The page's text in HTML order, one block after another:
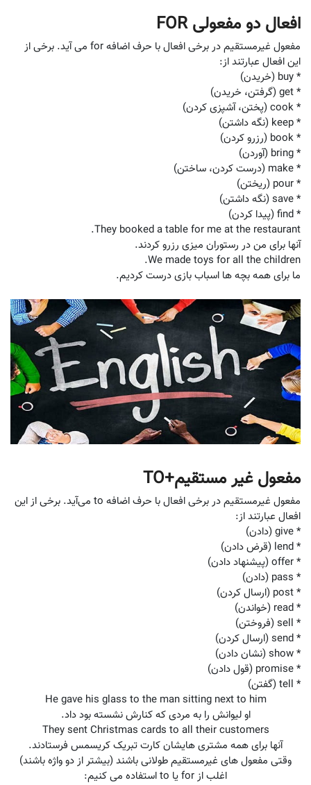
افعال دو مفعولی FOR
مفعول غیرمستقیم در برخی افعال با حرف اضافه for می ‌آید. برخی از
این افعال عبارتند از:
* buy (خریدن)
* get (گرفتن، خریدن)
* cook (پختن، آشپزی کردن)
* keep (نگه داشتن)
* book (رزرو کردن)
* bring (آوردن)
* make (درست کردن، ساختن)
* pour (ریختن)
* save (نگه داشتن)
* find (پیدا کردن)
آنها برای من در رستوران میزی رزرو کردند.
ما برای همه بچه ‌ها اسباب بازی درست کردیم.
مفعول غیر مستقیم+TO
مفعول غیرمستقیم در برخی افعال با حرف اضافه to می‌آید. برخی از این
افعال عبارتند از:
* give (دادن)
* lend (قرض دادن)
* offer (پیشنهاد دادن)
* pass (دادن)
* post (ارسال کردن)
* read (خواندن)
* sell (فروختن)
* send (ارسال کردن)
* show (نشان دادن)
* promise (قول دادن)
* tell (گفتن)
‏He gave his glass to the man sitting next to him
او لیوانش را به مردی که کنارش نشسته بود داد.
آنها برای همه مشتری‌ هایشان کارت تبریک کریسمس فرستادند.
وقتی مفعول‌ های غیرمستقیم طولانی باشند (بیشتر از دو واژه باشند)
اغلب از for یا to استفاده می‌ کنیم: